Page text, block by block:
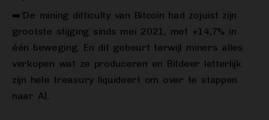
➡️‘De mining difficulty van Bitcoin had zojuist zijn
grootste stijging sinds mei 2021, met +14,7% in
één beweging. En dit gebeurt terwijl miners alles
verkopen wat ze produceren en Bitdeer letterlijk
zijn hele treasury liquideert om over te stappen
naar AI.